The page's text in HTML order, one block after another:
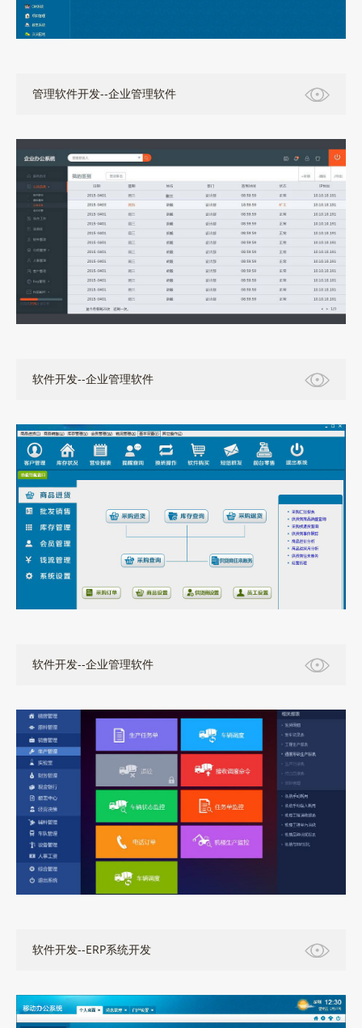
管理软件开发--企业管理软件
软件开发--企业管理软件
软件开发--企业管理软件
软件开发--ERP系统开发